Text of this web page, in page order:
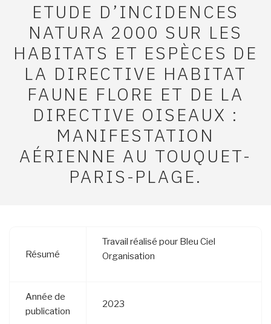
ETUDE D’INCIDENCES
NATURA 2000 SUR LES
HABITATS ET ESPÈCES DE
LA DIRECTIVE HABITAT
FAUNE FLORE ET DE LA
DIRECTIVE OISEAUX :
MANIFESTATION
AÉRIENNE AU TOUQUET-
PARIS-PLAGE.
Résumé
Travail réalisé pour Bleu Ciel
Organisation
Année de
publication
2023